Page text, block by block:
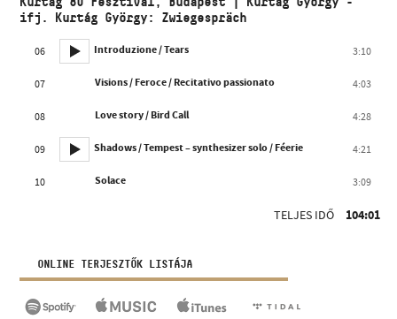
ifj. Kurtág György: Zwiegespräch
06 Introduzione / Tears 3:10
07 Visions / Feroce / Recitativo passionato 4:03
08 Love story / Bird Call 4:28
09 Shadows / Tempest – synthesizer solo / Féerie 4:21
10 Solace 3:09
TELJES IDŐ 104:01
ONLINE TERJESZTŐK LISTÁJA